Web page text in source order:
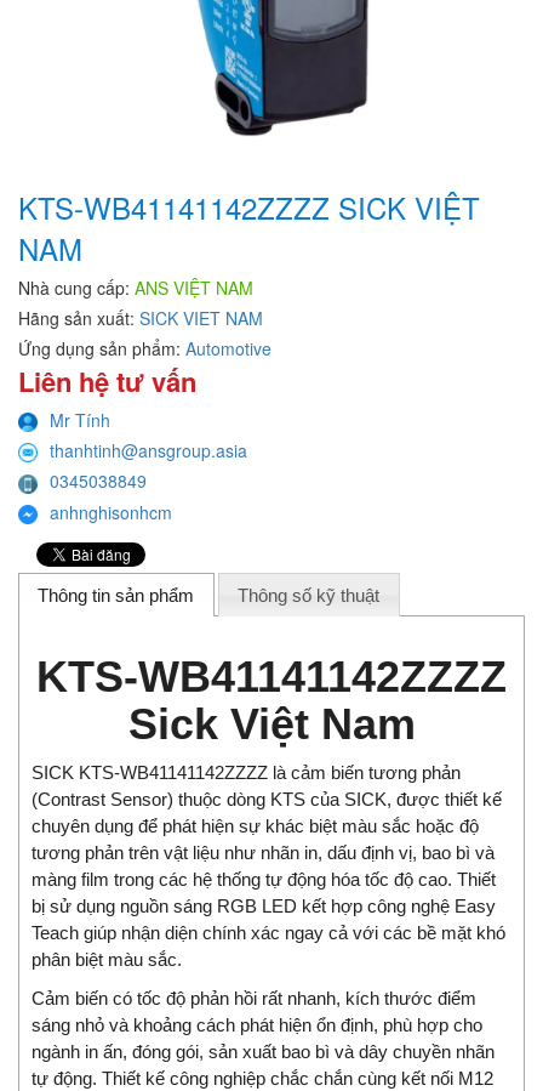
KTS-WB41141142ZZZZ SICK VIỆT
NAM
Nhà cung cấp: ANS VIỆT NAM
Hãng sản xuất: SICK VIET NAM
Ứng dụng sản phẩm: Automotive
Liên hệ tư vấn
Mr Tính
thanhtinh@ansgroup.asia
0345038849
anhnghisonhcm
Thông tin sản phẩm Thông số kỹ thuật
KTS-WB41141142ZZZZ
Sick Việt Nam
SICK KTS-WB41141142ZZZZ là cảm biến tương phản
(Contrast Sensor) thuộc dòng KTS của SICK, được thiết kế
chuyên dụng để phát hiện sự khác biệt màu sắc hoặc độ
tương phản trên vật liệu như nhãn in, dấu định vị, bao bì và
màng film trong các hệ thống tự động hóa tốc độ cao. Thiết
bị sử dụng nguồn sáng RGB LED kết hợp công nghệ Easy
Teach giúp nhận diện chính xác ngay cả với các bề mặt khó
phân biệt màu sắc.
Cảm biến có tốc độ phản hồi rất nhanh, kích thước điểm
sáng nhỏ và khoảng cách phát hiện ổn định, phù hợp cho
ngành in ấn, đóng gói, sản xuất bao bì và dây chuyền nhãn
tự động. Thiết kế công nghiệp chắc chắn cùng kết nối M12